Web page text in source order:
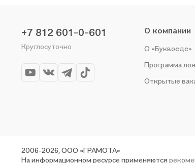
+7 812 601-0-601
Круглосуточно
О компании
О «Буквоеде»
Программа
Открытые
2006-2026, ООО «ГРАМОТА»
На информационном ресурсе применяются